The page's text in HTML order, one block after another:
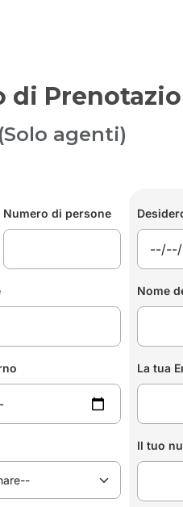
di
(Solo agenti)
Numero di persone
Nome
La tua
Il tuo